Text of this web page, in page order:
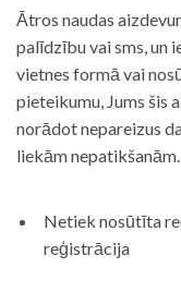
Ātros naudas
palīdzību vai sms, un
vietnes formā vai
pieteikumu, Jums šis
norādot nepareizus
liekām nepatikšanām.
Netiek nosūtīta
reģistrācija